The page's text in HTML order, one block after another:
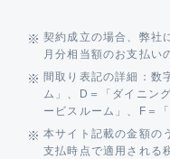
契約成立の場合、弊社
月分相当額のお支払い
間取り表記の詳細：数
ム」、D＝「ダイニン
ービスルーム」、F＝
本サイト記載の金額の
支払時点で適用される